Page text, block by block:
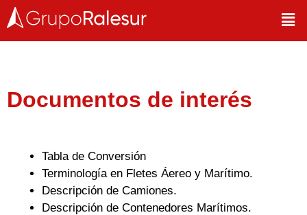
Documentos de interés
Tabla de Conversión
Terminología en Fletes Áereo y Marítimo.
Descripción de Camiones.
Descripción de Contenedores Marítimos.